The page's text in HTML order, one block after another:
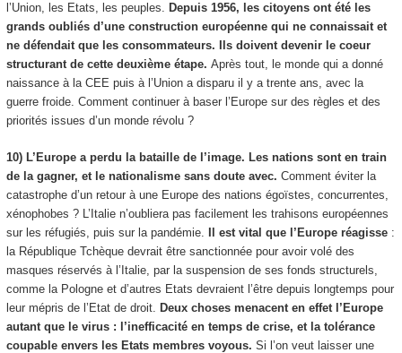
l’Union, les Etats, les peuples. Depuis 1956, les citoyens ont été les
grands oubliés d’une construction européenne qui ne connaissait et
ne défendait que les consommateurs. Ils doivent devenir le coeur
structurant de cette deuxième étape. Après tout, le monde qui a donné
naissance à la CEE puis à l’Union a disparu il y a trente ans, avec la
guerre froide. Comment continuer à baser l’Europe sur des règles et des
priorités issues d’un monde révolu ?
10) L’Europe a perdu la bataille de l’image. Les nations sont en train
de la gagner, et le nationalisme sans doute avec. Comment éviter la
catastrophe d’un retour à une Europe des nations égoïstes, concurrentes,
xénophobes ? L’Italie n’oubliera pas facilement les trahisons européennes
sur les réfugiés, puis sur la pandémie. Il est vital que l’Europe réagisse :
la République Tchèque devrait être sanctionnée pour avoir volé des
masques réservés à l’Italie, par la suspension de ses fonds structurels,
comme la Pologne et d’autres Etats devraient l’être depuis longtemps pour
leur mépris de l’Etat de droit. Deux choses menacent en effet l’Europe
autant que le virus : l’inefficacité en temps de crise, et la tolérance
coupable envers les Etats membres voyous. Si l’on veut laisser une